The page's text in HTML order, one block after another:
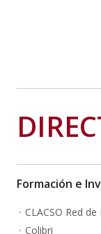
Formación e
CLACSO Red
Colibri